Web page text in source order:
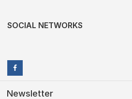
SOCIAL NETWORKS
Newsletter